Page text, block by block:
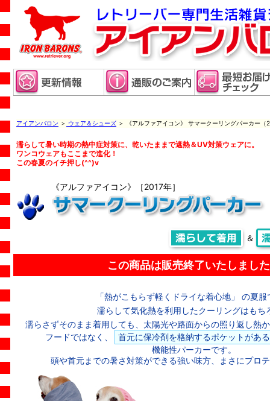
アイアンバロン ＞ ウェア＆シューズ ＞ 《アルファアイコン》 サマークーリングパーカー（
濡らして暑い時期の熱中症対策に、乾いたままで遮熱＆UV対策ウェアに。
ワンコウェアもここまで進化！
この春夏のイチ押し(^^)v
《アルファアイコン》［2017年］
＆
この商品は販売終了いたしまし
「熱がこもらず軽くドライな着心地」 の夏服
濡らして気化熱を利用したクーリングはもち
濡らさずそのまま着用しても、太陽光や路面からの照り返し熱
フードではなく、
首元に保冷剤を格納するポケットがあ
機能性パーカーです。
頭や首元までの暑さ対策ができる強い味方、まさにプロ